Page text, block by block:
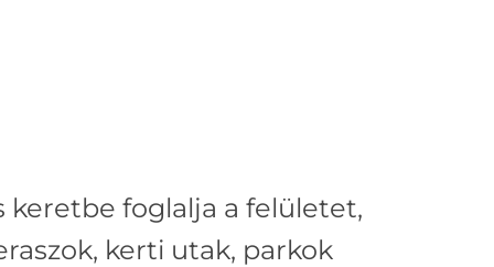
keretbe foglalja a felületet,
kerti utak, parkok